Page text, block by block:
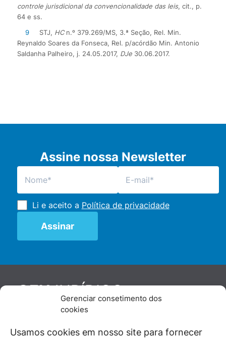
Gerenciar consetimento dos
cookies
Usamos cookies em nosso site para fornecer
controle jurisdicional da convencionalidade das leis, cit., p.
64 e ss.
9
STJ, HCn.º 379.269/MS, 3.ª Seção, Rel. Min.
Reynaldo Soares da Fonseca, Rel. p/acórdão Min. Antonio
Saldanha Palheiro, j. 24.05.2017, DJe30.06.2017.
Assine nossa Newsletter
Li e aceito a Política de privacidade
GENJURÍDICO
De maneira independente, os autores e
juristas e doutrinadores nacionais, se posicionam